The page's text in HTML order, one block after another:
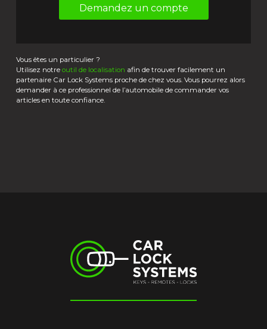
Demandez un compte
Vous êtes un particulier ?
Utilisez notreoutil de localisation afin de trouver facilement un
partenaire Car Lock Systems proche de chez vous. Vous pourrez alors
demander à ce professionnel de l’automobile de commander vos
articles en toute confiance.